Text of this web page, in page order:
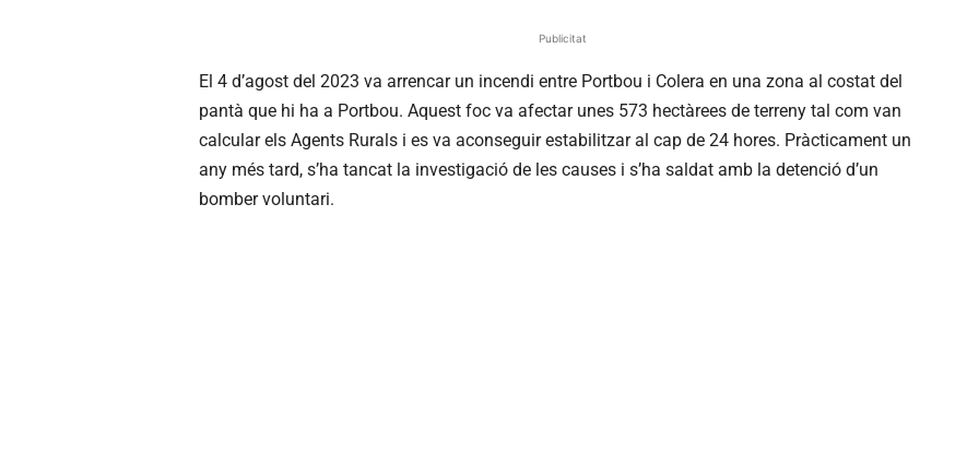
Publicitat
El 4 d’agost del 2023 va arrencar un incendi entre Portbou i Colera en una zona al costat del
pantà que hi ha a Portbou. Aquest foc va afectar unes 573 hectàrees de terreny tal com van
calcular els Agents Rurals i es va aconseguir estabilitzar al cap de 24 hores. Pràcticament un
any més tard, s’ha tancat la investigació de les causes i s’ha saldat amb la detenció d’un
bomber voluntari.